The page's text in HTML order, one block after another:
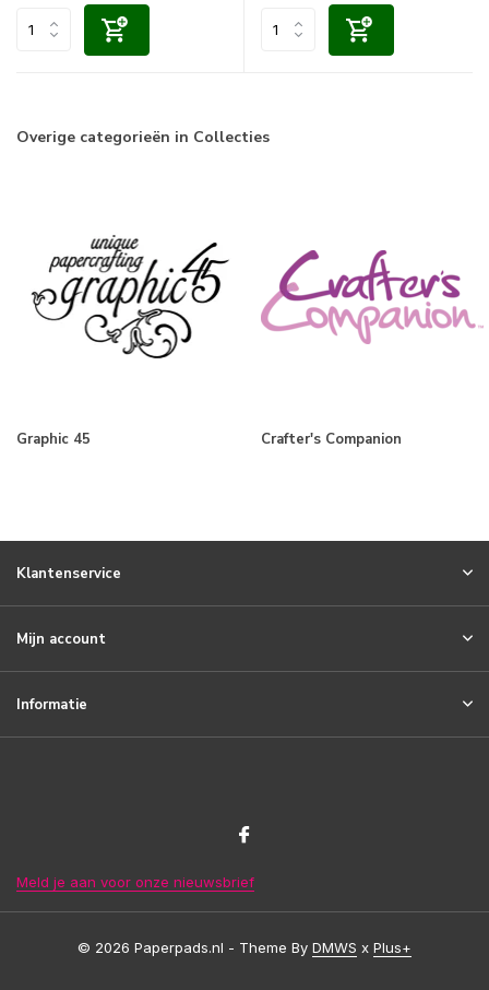
Overige categorieën in Collecties
Graphic 45 Crafter's Companion
Klantenservice
Mijn account
Informatie
Meld je aan voor onze nieuwsbrief
© 2026 Paperpads.nl - Theme By DMWS x Plus+